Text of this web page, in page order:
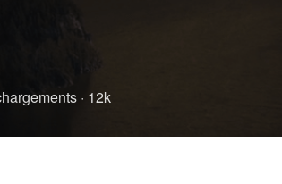
· 12k